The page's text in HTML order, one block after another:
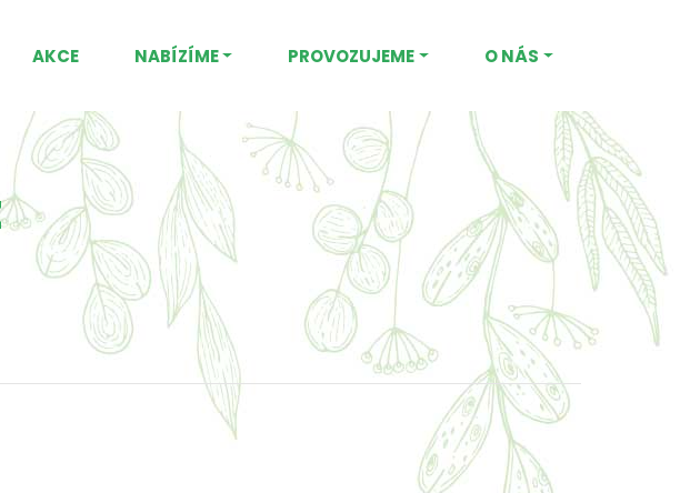
AKCE NABÍZÍME PROVOZUJEME O NÁS